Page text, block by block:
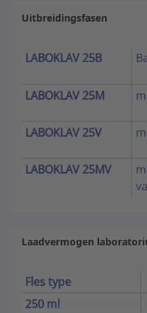
Uitbreidingsfasen
LABOKLAV 25B
LABOKLAV 25M
LABOKLAV 25V
LABOKLAV 25MV
Laadvermogen
Fles type
250 ml